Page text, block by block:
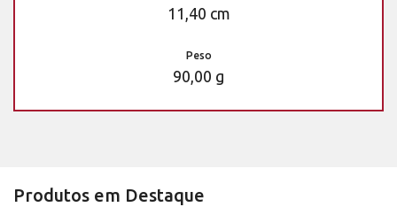
11,40 cm
Peso
90,00 g
Produtos em Destaque